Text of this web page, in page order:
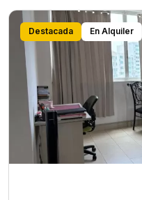
Destacada En Alquiler